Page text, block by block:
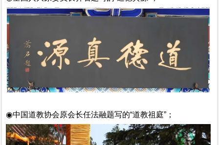
◉中国道教协会原会长任法融题写的“道教祖庭”；